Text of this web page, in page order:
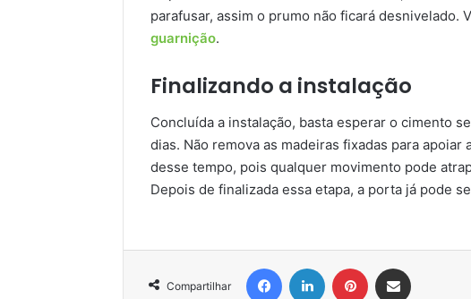
parafusar, assim o prumo não ficará desnivelado.
guarnição.
Finalizando a instalação
Concluída a instalação, basta esperar o cimento
dias. Não remova as madeiras fixadas para
desse tempo, pois qualquer movimento pode
Depois de finalizada essa etapa, a porta já pode
Compartilhar
FacebookLinkedin Pinterest